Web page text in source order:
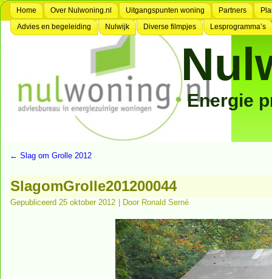
Home Over Nulwoning.nl Uitgangspunten woning Partners
Advies en begeleiding
Nulwijk Diverse filmpjes Lesprogramma’s
Energie
← Slag om Grolle 2012
SlagomGrolle201200044
Gepubliceerd 25 oktober 2012 Door Ronald Serné